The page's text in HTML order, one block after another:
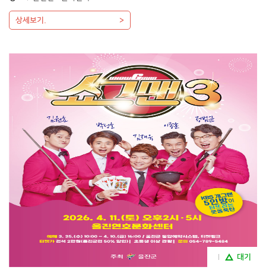
상세보기.
대기